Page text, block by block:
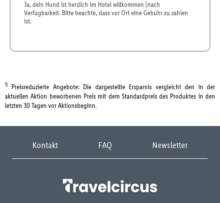
Ja, dein Hund ist herzlich im Hotel willkommen (nach
Verfügbarkeit. Bitte beachte, dass vor Ort eine Gebühr zu zahlen
ist.
1) Preisreduzierte Angebote: Die dargestellte Ersparnis vergleicht den in der
aktuellen Aktion beworbenen Preis mit dem Standardpreis des Produktes in den
letzten 30 Tagen vor Aktionsbeginn.
Kontakt FAQ Newsletter